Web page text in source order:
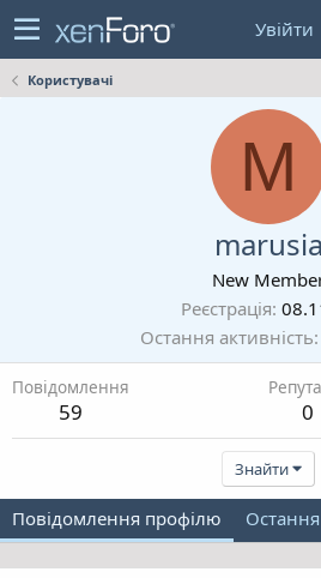
Увійти
Користувачі
M
marusia
New
Реєстрація
Остання активність
Повідомлення
59 0
Знайти
Повідомлення профілю Остання